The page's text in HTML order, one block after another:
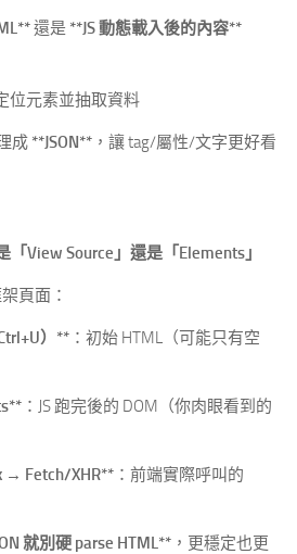
還是 **JS 動態載入後的內容**
位元素並抽取資料
成 **JSON** ，讓 tag/屬性/文字更好看
View Source」還是「Elements」
頁面：
）** ：初始 HTML（可能只有空
：JS 跑完後的 DOM（你肉眼看到的
→ Fetch/XHR** ：前端實際呼叫的
就別硬 parse HTML** ，更穩定也更